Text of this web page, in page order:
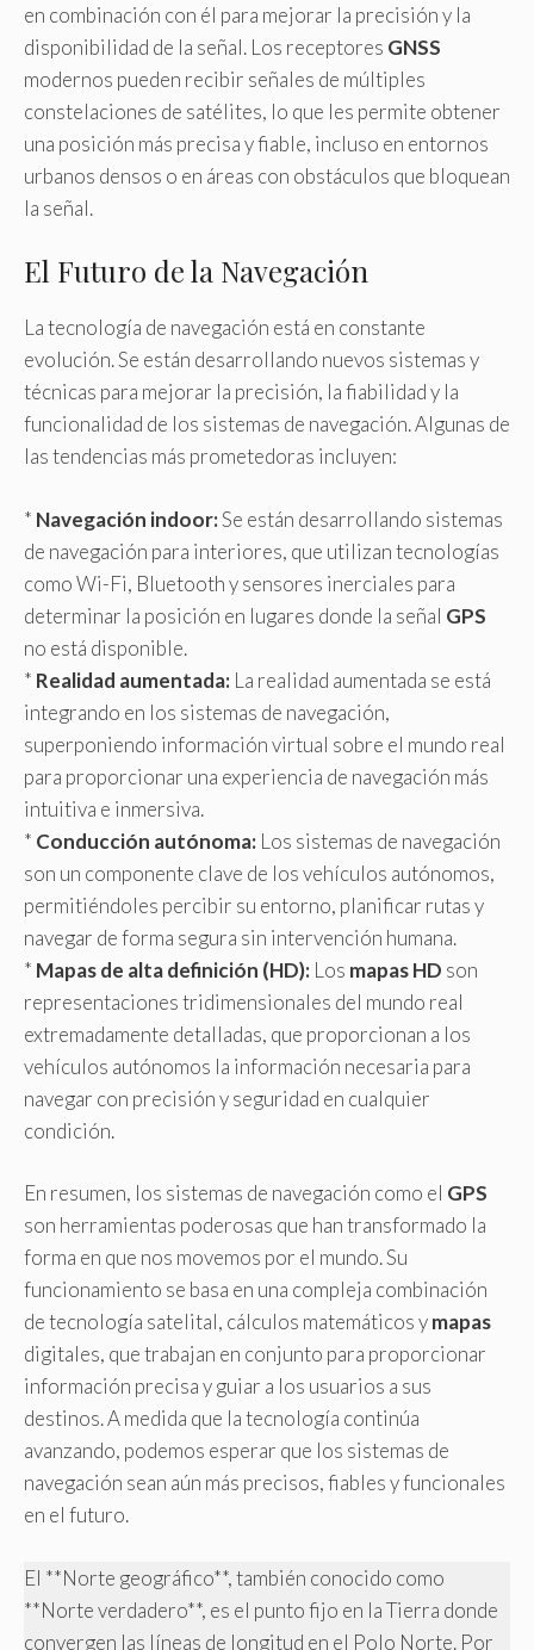
en combinación con él para mejorar la precisión y la
disponibilidad de la señal. Los receptores GNSS
modernos pueden recibir señales de múltiples
constelaciones de satélites, lo que les permite obtener
una posición más precisa y fiable, incluso en entornos
urbanos densos o en áreas con obstáculos que bloquean
la señal.
El Futuro de la Navegación
La tecnología de navegación está en constante
evolución. Se están desarrollando nuevos sistemas y
técnicas para mejorar la precisión, la fiabilidad y la
funcionalidad de los sistemas de navegación. Algunas de
las tendencias más prometedoras incluyen:
* Navegación indoor:Se están desarrollando sistemas
de navegación para interiores, que utilizan tecnologías
como Wi-Fi, Bluetooth y sensores inerciales para
determinar la posición en lugares donde la señal GPS
no está disponible.
* Realidad aumentada: La realidad aumentada se está
integrando en los sistemas de navegación,
superponiendo información virtual sobre el mundo real
para proporcionar una experiencia de navegación más
intuitiva e inmersiva.
* Conducción autónoma: Los sistemas de navegación
son un componente clave de los vehículos autónomos,
permitiéndoles percibir su entorno, planificar rutas y
navegar de forma segura sin intervención humana.
* Mapas de alta definición (HD): Los mapas HD son
representaciones tridimensionales del mundo real
extremadamente detalladas, que proporcionan a los
vehículos autónomos la información necesaria para
navegar con precisión y seguridad en cualquier
condición.
En resumen, los sistemas de navegación como el GPS
son herramientas poderosas que han transformado la
forma en que nos movemos por el mundo. Su
funcionamiento se basa en una compleja combinación
de tecnología satelital, cálculos matemáticos ymapas
digitales, que trabajan en conjunto para proporcionar
información precisa y guiar a los usuarios a sus
destinos. A medida que la tecnología continúa
avanzando, podemos esperar que los sistemas de
navegación sean aún más precisos, fiables y funcionales
en el futuro.
El **Norte geográfico**, también conocido como
**Norte verdadero**, es el punto fijo en la Tierra donde
convergen las líneas de longitud en el Polo Norte. Por